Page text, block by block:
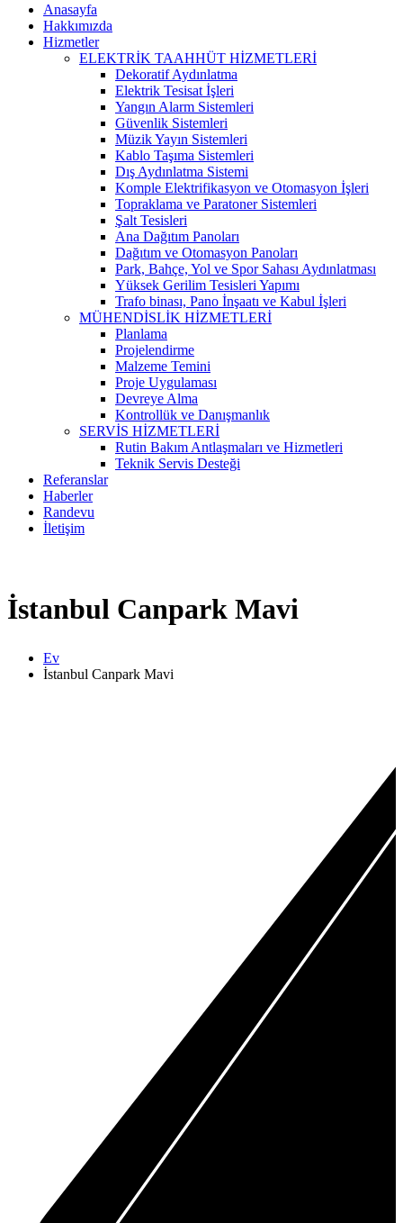
Anasayfa
Hakkımızda
Hizmetler
ELEKTRİK TAAHHÜT HİZMETLERİ
Dekoratif Aydınlatma
Elektrik Tesisat İşleri
Yangın Alarm Sistemleri
Güvenlik Sistemleri
Müzik Yayın Sistemleri
Kablo Taşıma Sistemleri
Dış Aydınlatma Sistemi
Komple Elektrifikasyon ve Otomasyon İşleri
Topraklama ve Paratoner Sistemleri
Şalt Tesisleri
Ana Dağıtım Panoları
Dağıtım ve Otomasyon Panoları
Park, Bahçe, Yol ve Spor Sahası Aydınlatması
Yüksek Gerilim Tesisleri Yapımı
Trafo binası, Pano İnşaatı ve Kabul İşleri
MÜHENDİSLİK HİZMETLERİ
Planlama
Projelendirme
Malzeme Temini
Proje Uygulaması
Devreye Alma
Kontrollük ve Danışmanlık
SERVİS HİZMETLERİ
Rutin Bakım Antlaşmaları ve Hizmetleri
Teknik Servis Desteği
Referanslar
Haberler
Randevu
İletişim
İstanbul Canpark Mavi
Ev
İstanbul Canpark Mavi